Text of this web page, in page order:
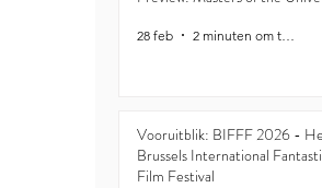
28 feb
Vooruitblik: BIFFF 2026 -
Brussels International
Film Festival